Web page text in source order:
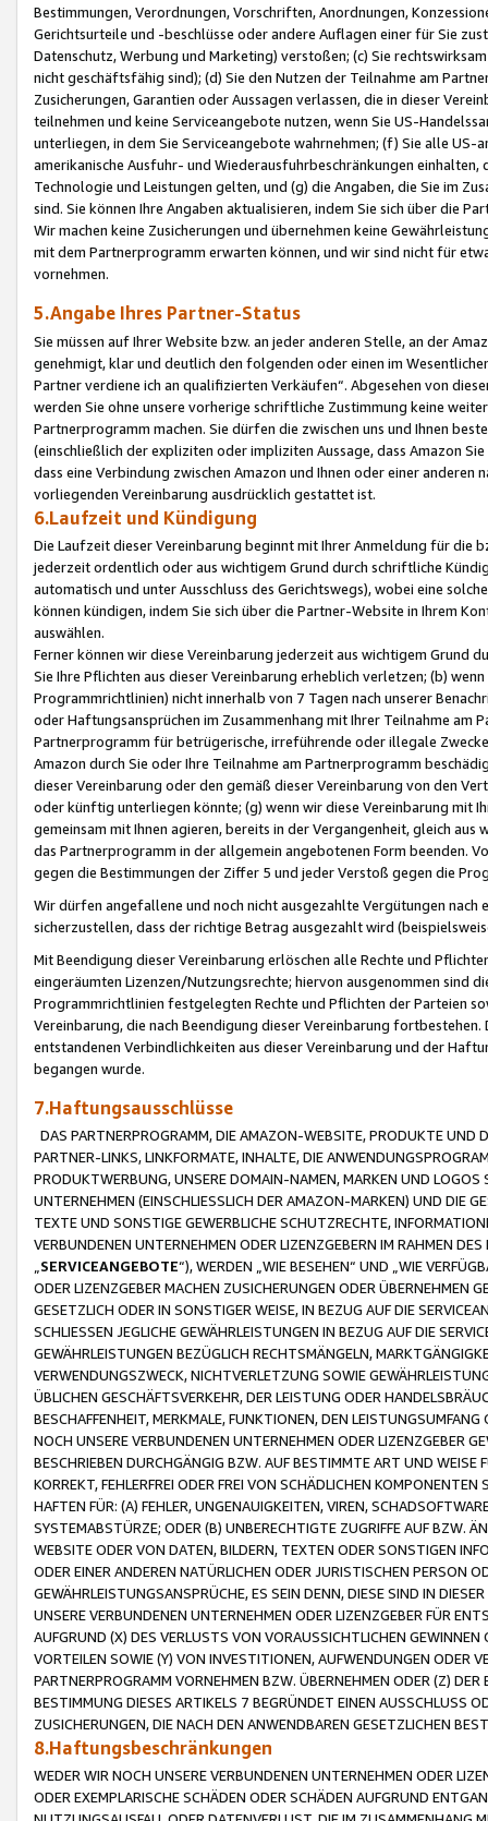
Bestimmungen, Verordnungen, Vorschriften, Anordnungen,
Gerichtsurteile und -beschlüsse oder andere Auflagen einer für Sie
Datenschutz, Werbung und Marketing) verstoßen; (c) Sie
nicht geschäftsfähig sind); (d) Sie den Nutzen der Teilnahme am
Zusicherungen, Garantien oder Aussagen verlassen, die in dieser
teilnehmen und keine Serviceangebote nutzen, wenn Sie US-
unterliegen, in dem Sie Serviceangebote wahrnehmen; (f) Sie alle
amerikanische Ausfuhr- und Wiederausfuhrbeschränkungen
Technologie und Leistungen gelten, und (g) die Angaben, die Sie im
sind. Sie können Ihre Angaben aktualisieren, indem Sie sich über die
Wir machen keine Zusicherungen und übernehmen keine
mit dem Partnerprogramm erwarten können, und wir sind nicht für
vornehmen.
5.Angabe Ihres Partner-Status
Sie müssen auf Ihrer Website bzw. an jeder anderen Stelle, an der
genehmigt, klar und deutlich den folgenden oder einen im
Partner verdiene ich an qualifizierten Verkäufen“. Abgesehen von
werden Sie ohne unsere vorherige schriftliche Zustimmung keine
Partnerprogramm machen. Sie dürfen die zwischen uns und Ihnen
(einschließlich der expliziten oder impliziten Aussage, dass Amazon
dass eine Verbindung zwischen Amazon und Ihnen oder einer
vorliegenden Vereinbarung ausdrücklich gestattet ist.
6.Laufzeit und Kündigung
Die Laufzeit dieser Vereinbarung beginnt mit Ihrer Anmeldung für die
jederzeit ordentlich oder aus wichtigem Grund durch schriftliche
automatisch und unter Ausschluss des Gerichtswegs), wobei eine
können kündigen, indem Sie sich über die Partner-Website in Ihrem
auswählen.
Ferner können wir diese Vereinbarung jederzeit aus wichtigem Grund
Sie Ihre Pflichten aus dieser Vereinbarung erheblich verletzen; (b)
Programmrichtlinien) nicht innerhalb von 7 Tagen nach unserer
oder Haftungsansprüchen im Zusammenhang mit Ihrer Teilnahme am
Partnerprogramm für betrügerische, irreführende oder illegale
Amazon durch Sie oder Ihre Teilnahme am Partnerprogramm
dieser Vereinbarung oder den gemäß dieser Vereinbarung von den
oder künftig unterliegen könnte; (g) wenn wir diese Vereinbarung mit
gemeinsam mit Ihnen agieren, bereits in der Vergangenheit, gleich
das Partnerprogramm in der allgemein angebotenen Form beenden.
gegen die Bestimmungen der Ziffer 5 und jeder Verstoß gegen die
Wir dürfen angefallene und noch nicht ausgezahlte Vergütungen
sicherzustellen, dass der richtige Betrag ausgezahlt wird
Mit Beendigung dieser Vereinbarung erlöschen alle Rechte und
eingeräumten Lizenzen/Nutzungsrechte; hiervon ausgenommen sind
Programmrichtlinien festgelegten Rechte und Pflichten der Parteien
Vereinbarung, die nach Beendigung dieser Vereinbarung
entstandenen Verbindlichkeiten aus dieser Vereinbarung und der
begangen wurde.
7.Haftungsausschlüsse
DAS PARTNERPROGRAMM, DIE AMAZON-WEBSITE, PRODUKTE UND
PARTNER-LINKS, LINKFORMATE, INHALTE, DIE
PRODUKTWERBUNG, UNSERE DOMAIN-NAMEN, MARKEN UND
UNTERNEHMEN (EINSCHLIESSLICH DER AMAZON-MARKEN) UND DIE
TEXTE UND SONSTIGE GEWERBLICHE SCHUTZRECHTE,
VERBUNDENEN UNTERNEHMEN ODER LIZENZGEBERN IM RAHMEN
SERVICEANGEBOTE“), WERDEN „WIE BESEHEN“ UND „WIE
ODER LIZENZGEBER MACHEN ZUSICHERUNGEN ODER ÜBERNEHMEN
GESETZLICH ODER IN SONSTIGER WEISE, IN BEZUG AUF DIE
SCHLIESSEN JEGLICHE GEWÄHRLEISTUNGEN IN BEZUG AUF DIE
GEWÄHRLEISTUNGEN BEZÜGLICH RECHTSMÄNGELN,
VERWENDUNGSZWECK, NICHTVERLETZUNG SOWIE
ÜBLICHEN GESCHÄFTSVERKEHR, DER LEISTUNG ODER
BESCHAFFENHEIT, MERKMALE, FUNKTIONEN, DEN
NOCH UNSERE VERBUNDENEN UNTERNEHMEN ODER LIZENZGEBER
BESCHRIEBEN DURCHGÄNGIG BZW. AUF BESTIMMTE ART UND
KORREKT, FEHLERFREI ODER FREI VON SCHÄDLICHEN
HAFTEN FÜR: (A) FEHLER, UNGENAUIGKEITEN, VIREN,
SYSTEMABSTÜRZE; ODER (B) UNBERECHTIGTE ZUGRIFFE AUF BZW.
WEBSITE ODER VON DATEN, BILDERN, TEXTEN ODER SONSTIGEN
ODER EINER ANDEREN NATÜRLICHEN ODER JURISTISCHEN PERSON
GEWÄHRLEISTUNGSANSPRÜCHE, ES SEIN DENN, DIESE SIND IN
UNSERE VERBUNDENEN UNTERNEHMEN ODER LIZENZGEBER FÜR
AUFGRUND (X) DES VERLUSTS VON VORAUSSICHTLICHEN
VORTEILEN SOWIE (Y) VON INVESTITIONEN, AUFWENDUNGEN ODER
PARTNERPROGRAMM VORNEHMEN BZW. ÜBERNEHMEN ODER (Z)
BESTIMMUNG DIESES ARTIKELS 7 BEGRÜNDET EINEN AUSSCHLUSS
ZUSICHERUNGEN, DIE NACH DEN ANWENDBAREN GESETZLICHEN
8.Haftungsbeschränkungen
WEDER WIR NOCH UNSERE VERBUNDENEN UNTERNEHMEN ODER
ODER EXEMPLARISCHE SCHÄDEN ODER SCHÄDEN AUFGRUND